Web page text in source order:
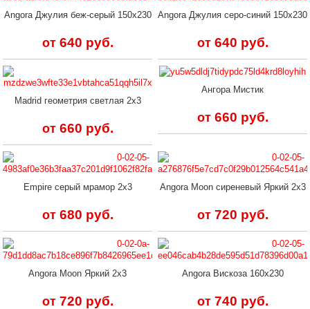
Angora Джулия беж-серый 150х230
от 640 руб.
Angora Джулия серо-синий 150х230
от 640 руб.
Madrid геометрия светлая 2х3
от 660 руб.
Ангора Мистик
от 660 руб.
Empire серый мрамор 2х3
от 680 руб.
Angora Moon сиреневый Яркий 2х3
от 720 руб.
Angora Moon Яркий 2х3
от 720 руб.
Angora Вискоза 160х230
от 740 руб.